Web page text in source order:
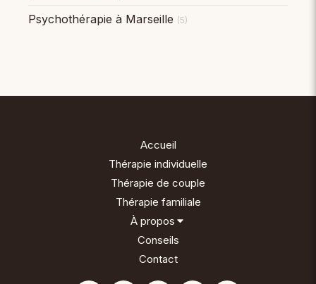
Psychothérapie à Marseille (5)
Accueil
Thérapie individuelle
Thérapie de couple
Thérapie familiale
À propos
Conseils
Contact